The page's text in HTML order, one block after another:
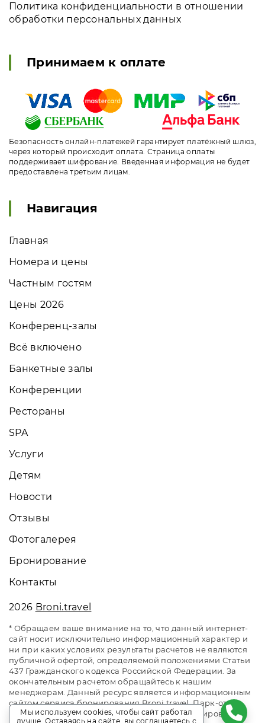
Политика конфиденциальности в отношении
обработки персональных данных
Принимаем к оплате
Безопасность онлайн-платежей гарантирует платёжный шлюз,
через который происходит оплата. Страница оплаты
поддерживает шифрование. Введенная информация не будет
предоставлена третьим лицам.
Навигация
Главная
Номера и цены
Частным гостям
Цены 2026
Конференц-залы
Всё включено
Банкетные залы
Конференции
Рестораны
SPA
Услуги
Детям
Новости
Отзывы
Фотогалерея
Бронирование
Контакты
2026 Broni.travel
* Обращаем ваше внимание на то, что данный интернет-
сайт носит исключительно информационный характер и
ни при каких условиях результаты расчетов не являются
публичной офертой, определяемой положениями Статьи
437 Гражданского кодекса Российской Федерации. За
окончательным расчетом обращайтесь к нашим
менеджерам. Данный ресурс является информационным
сайтом сервиса бронирования Broni.travel. Парк-отель
ZVENIGOROD / Звенигород. Сайт онлайн бронирования
Мы используем cookies, чтобы сайт работал
лучше. Оставаясь на сайте, вы соглашаетесь с